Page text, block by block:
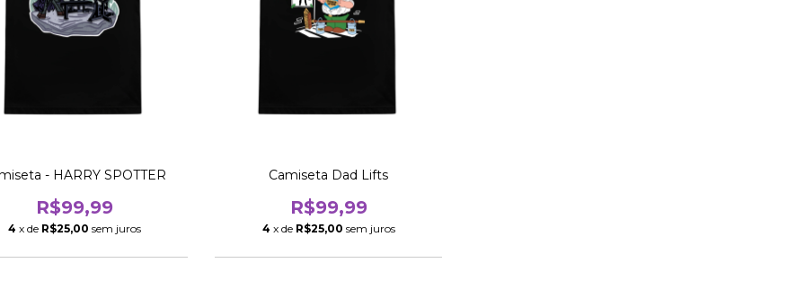
- HARRY SPOTTER
R$99,99
4 x de R$25,00 sem juros
Camiseta Dad Lifts
R$99,99
4 x de R$25,00 sem juros